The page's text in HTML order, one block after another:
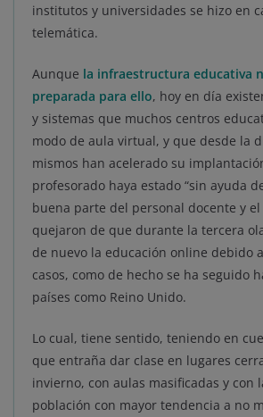
institutos y universidades se hizo en
telemática.
Aunque la infraestructura educativa
preparada para ello, hoy en día
y sistemas que muchos centros
modo de aula virtual, y que desde la
mismos han acelerado su
profesorado haya estado “sin ayuda
buena parte del personal docente y
quejaron de que durante la tercera
de nuevo la educación online debido
casos, como de hecho se ha seguido
países como Reino Unido.
Lo cual, tiene sentido, teniendo en
que entraña dar clase en lugares
invierno, con aulas masificadas y con
población con mayor tendencia a no